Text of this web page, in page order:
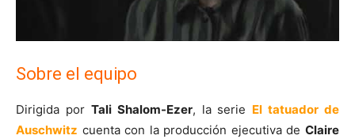
Sobre el equipo
Dirigida por Tali Shalom-Ezer, la serie El tatuador de
Auschwitz cuenta con la producción ejecutiva de Claire